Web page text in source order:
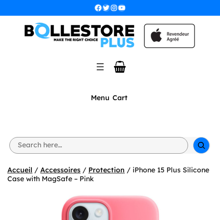
Facebook Twitter InstagramYouTube
Menu Cart
S
e
r
c
Accueil / Accessoires / Protection / iPhone 15 Plus Silicone
Case with MagSafe – Pink